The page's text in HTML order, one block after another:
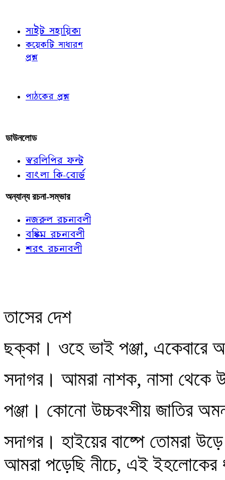
সাইট সহায়িকা
কয়েকটি সাধারণ
প্রশ্ন
পাঠকের প্রশ্ন
ডাউনলোড
স্বরলিপির ফন্ট
বাংলা কি-বোর্ড
অন্যান্য রচনা-সম্ভার
নজরুল রচনাবলী
বঙ্কিম রচনাবলী
শরৎ রচনাবলী
তাসের দেশ
ছক্কা। ওহে ভাই পঞ্জা, একেবারে
সদাগর। আমরা নাশক, নাসা থেকে
পঞ্জা। কোনো উচ্চবংশীয় জাতির
সদাগর। হাইয়ের বাষ্পে তোমরা
আমরা পড়েছি নীচে, এই ইহলোকের